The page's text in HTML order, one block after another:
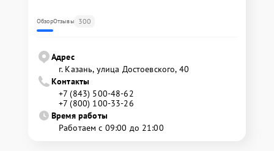
ОбзорОтзывы 300
Адрес
г. Казань, улица Достоевского, 40
Контакты
+7 (843) 500-48-62
+7 (800) 100-33-26
Время работы
Работаем с 09:00 до 21:00